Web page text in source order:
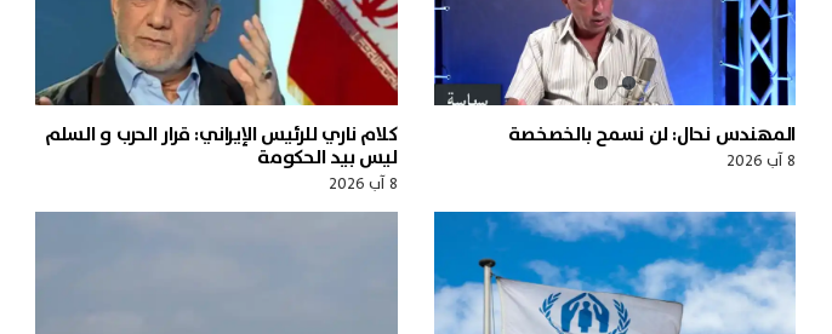
المهندس نحال: لن نسمح بالخصخصة
8 آب 2026
كلام ناري للرئيس الإيراني: قرار الحرب و السلم
ليس بيد الحكومة
8 آب 2026